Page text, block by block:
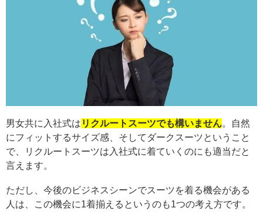
男女共に入社式は リクルートスーツでも構いません。自然
にフィットするサイズ感、そしてダークスーツということ
で、リクルートスーツは入社式に着ていくのにも適当だと
言えます。
ただし、今後のビジネスシーンでスーツを着る機会がある
人は、この機会に1着揃えるというのも1つの考え方です。